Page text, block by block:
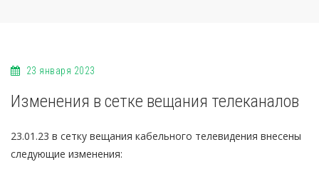
23 января 2023
Изменения в сетке вещания телеканалов
23.01.23 в сетку вещания кабельного телевидения внесены
следующие изменения: